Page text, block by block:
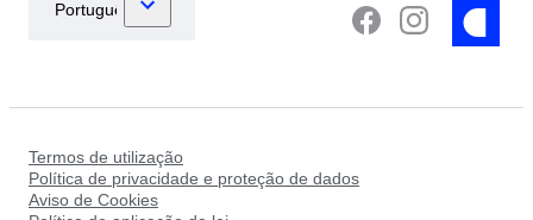
Termos de utilização
Política de privacidade e proteção de dados
Aviso de Cookies